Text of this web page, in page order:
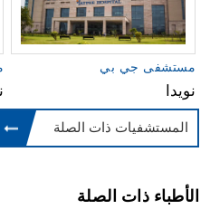
مستشفى جي بي
نويدا
المستشفيات ذات الصلة
الأطباء ذات الصلة